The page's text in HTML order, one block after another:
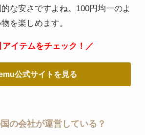
な安さですよね。100円均一のよ
を楽しめます。
アイテムをチェック！／
公式サイトを見る
の会社が運営している？